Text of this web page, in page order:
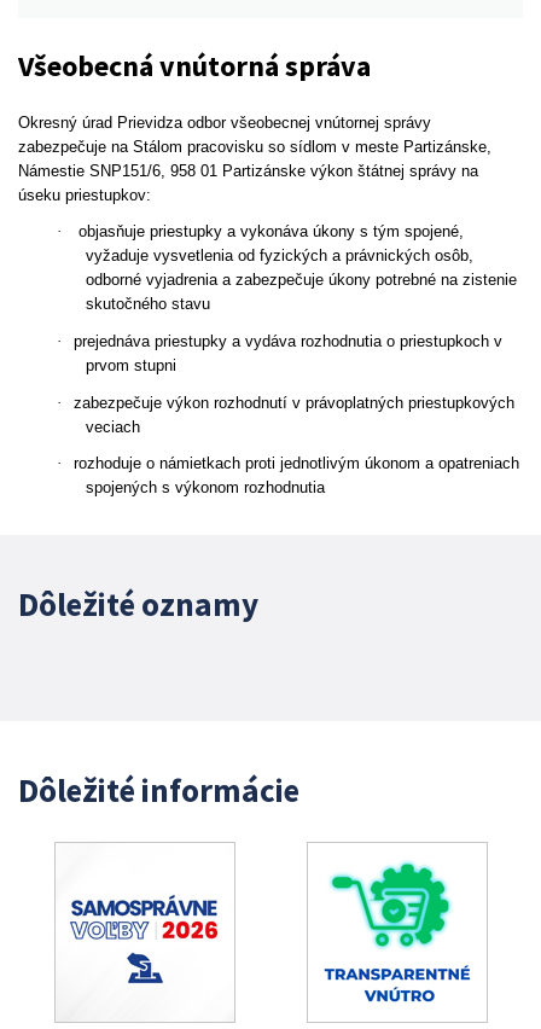
Všeobecná vnútorná správa
Okresný úrad Prievidza odbor všeobecnej vnútornej správy
zabezpečuje na Stálom pracovisku so sídlom v meste Partizánske,
Námestie SNP151/6, 958 01 Partizánske výkon štátnej správy na
úseku priestupkov:
·
objasňuje priestupky a vykonáva úkony s tým spojené,
vyžaduje vysvetlenia od fyzických a právnických osôb,
odborné vyjadrenia a zabezpečuje úkony potrebné na zistenie
skutočného stavu
·
prejednáva priestupky a vydáva rozhodnutia o priestupkoch v
prvom stupni
·
zabezpečuje výkon rozhodnutí v právoplatných priestupkových
veciach
·
rozhoduje o námietkach proti jednotlivým úkonom a opatreniach
spojených s výkonom rozhodnutia
Dôležité oznamy
Dôležité informácie